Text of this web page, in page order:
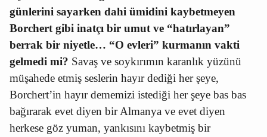
günlerini sayarken dahi ümidini kaybetmeyen
Borchert gibi inatçı bir umut ve “hatırlayan”
berrak bir niyetle… “O evleri” kurmanın vakti
gelmedi mi? Savaş ve soykırımın karanlık yüzünü
müşahede etmiş seslerin hayır dediği her şeye,
Borchert’in hayır dememizi istediği her şeye bas bas
bağırarak evet diyen bir Almanya ve evet diyen
herkese göz yuman, yankısını kaybetmiş bir